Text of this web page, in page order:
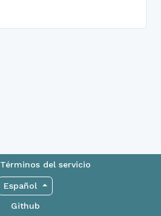
Términos del servicio
Español
Github